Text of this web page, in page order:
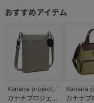
Kanana project／
カナナプロジェク
Kanana
カナナプ